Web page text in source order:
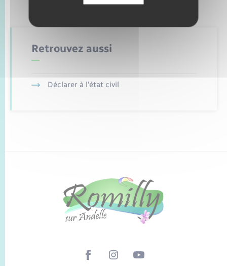
Retrouvez aussi
Déclarer à l’état civil